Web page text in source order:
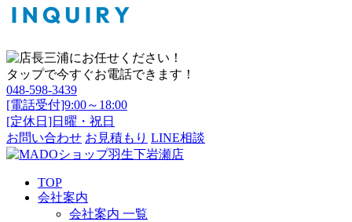
タップで今すぐお電話できます！
048-598-3439
[電話受付]9:00～18:00
[定休日]日曜・祝日
お問い合わせ お見積もり LINE相談
TOP
会社案内
会社案内 一覧